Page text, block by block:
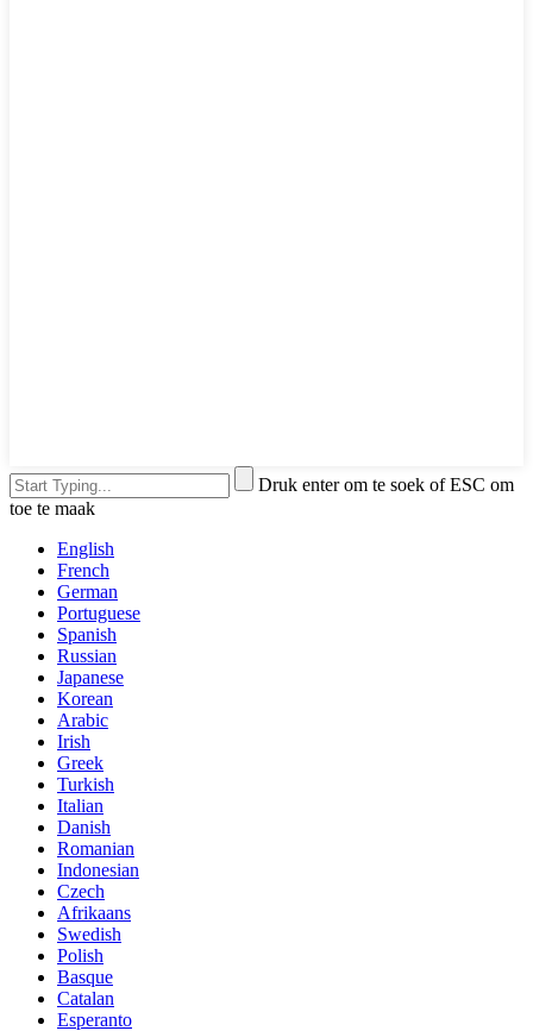
Druk enter om te soek of ESC om
toe te maak
English
French
German
Portuguese
Spanish
Russian
Japanese
Korean
Arabic
Irish
Greek
Turkish
Italian
Danish
Romanian
Indonesian
Czech
Afrikaans
Swedish
Polish
Basque
Catalan
Esperanto